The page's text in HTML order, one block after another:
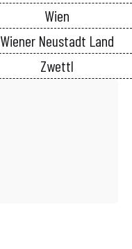
Wien
Wiener Neustadt Land
Zwettl